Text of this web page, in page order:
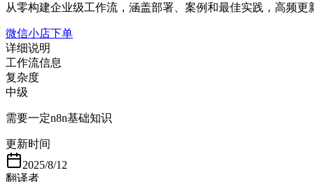
从零构建企业级工作流，涵盖部署、案例和最佳实践，高频更
微信小店下单
详细说明
工作流信息
复杂度
中级
需要一定n8n基础知识
更新时间
2025/8/12
翻译者